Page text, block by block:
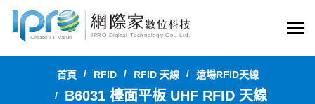
首頁 RFID RFID 天線 遠場RFID天線
B6031 檯面平板 UHF RFID 天線